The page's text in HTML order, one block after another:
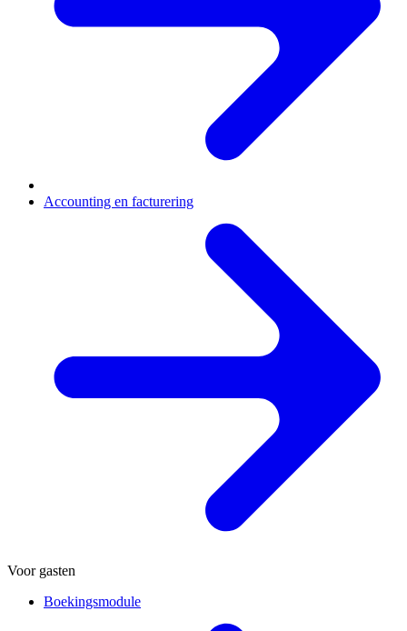
Accounting en facturering
Voor gasten
Boekingsmodule